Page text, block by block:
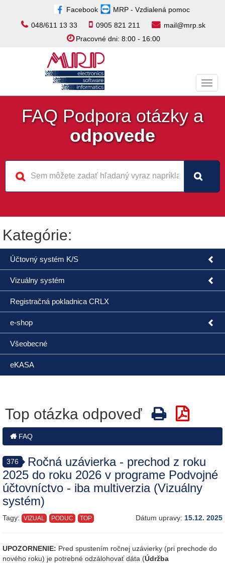
Facebook
MRP - Vzdialená pomoc
048/611 13 33
0905 821 211
mail@mrp.sk
Pracovné dni: 8:00 - 16:00
FAQ Podpora otázky a
odpovede
Kategórie:
Účtovný systém K/S
Vizuálny systém
Registračná pokladnica CRLX
e-shop
Všeobecné
eKASA
Top otázka odpoveď
FAQ
376
Ročná uzávierka - prechod z roku
2025 do roku 2026 v programe Podvojné
účtovníctvo - iba multiverzia (Vizuálny
systém)
Tagy: VIZUAL PODUC TOP Dátum upravy: 15.12. 2025
UPOZORNENIE: Pred spustením ročnej uzávierky (pri prechode do
nového roku) je potrebné odzálohovať dáta (Údržba